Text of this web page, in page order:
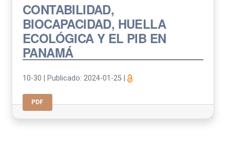
CONTABILIDAD,
BIOCAPACIDAD, HUELLA
ECOLÓGICA Y EL PIB EN
PANAMÁ
10-30 Publicado: 2024-01-25
PDF